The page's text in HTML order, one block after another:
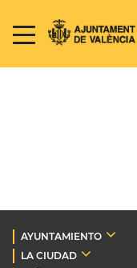
AYUNTAMIENTO
LA CIUDAD